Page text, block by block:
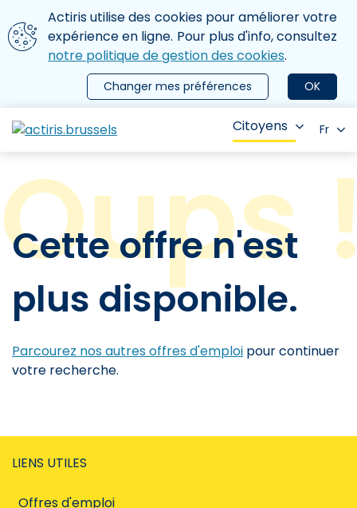
Aller au contenu principal
Nous utilisons des cookies
Actiris utilise des cookies pour améliorer votre
expérience en ligne. Pour plus d'info, consultez
notre politique de gestion des cookies.
OK
Changer mes préférences
le menu
Citoyens Fr
Cette offre n'est
plus disponible.
Parcourez nos autres offres d'emploi pour continuer
votre recherche.
LIENS UTILES
Offres d'emploi